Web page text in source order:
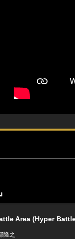
Area (Hyper
隆之